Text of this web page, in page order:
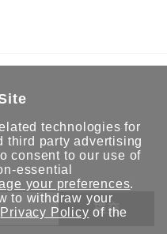
提交
technologies for
third party advertising
consent to our use of
essential
your preferences.
to withdraw your
Privacy Policy of the